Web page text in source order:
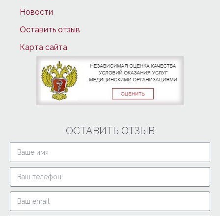
Новости
Оставить отзыв
Карта сайта
ОСТАВИТЬ ОТЗЫВ